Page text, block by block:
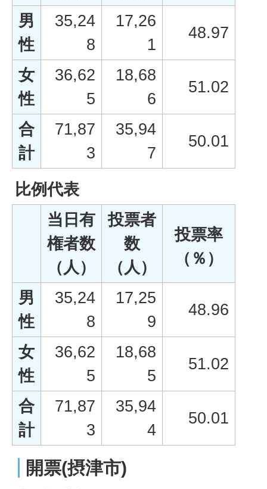
男
性
35,24
8
17,26
1
48.97
女
性
36,62
5
18,68
6
51.02
合
計
71,87
3
35,94
7
50.01
比例代表
当日有
権者数
（人）
投票者
数
（人）
投票率
（％）
男
性
35,24
8
17,25
9
48.96
女
性
36,62
5
18,68
5
51.02
合
計
71,87
3
35,94
4
50.01
開票(摂津市)